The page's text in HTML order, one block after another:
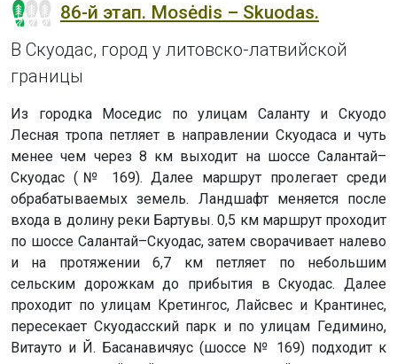
86-й этап. Mosėdis – Skuodas.
В Скуодас, город у литовско-латвийской
границы
Из городка Моседис по улицам Саланту и Скуодо
Лесная тропа петляет в направлении Скуодаса и чуть
менее чем через 8 км выходит на шоссе Салантай–
Скуодас (№ 169). Далее маршрут пролегает среди
обрабатываемых земель. Ландшафт меняется после
входа в долину реки Бартувы. 0,5 км маршрут проходит
по шоссе Салантай–Скуодас, затем сворачивает налево
и на протяжении 6,7 км петляет по небольшим
сельским дорожкам до прибытия в Скуодас. Далее
проходит по улицам Кретингос, Лайсвес и Крантинес,
пересекает Скуодасский парк и по улицам Гедимино,
Витауто и Й. Басанавичяус (шоссе № 169) подходит к